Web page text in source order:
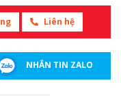
Liên hệ
NHẮN TIN ZALO